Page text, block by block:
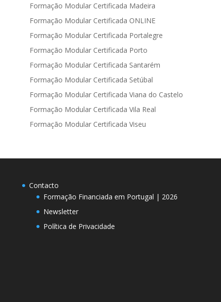
Formação Modular Certificada Madeira
Formação Modular Certificada ONLINE
Formação Modular Certificada Portalegre
Formação Modular Certificada Porto
Formação Modular Certificada Santarém
Formação Modular Certificada Setúbal
Formação Modular Certificada Viana do Castelo
Formação Modular Certificada Vila Real
Formação Modular Certificada Viseu
Contacto
Formação Financiada em Portugal | 2026
Newsletter
Política de Privacidade